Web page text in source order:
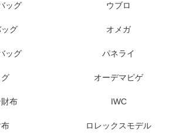
ッグ
グ
ッグ
布
ウブロ
オメガ
パネライ
オーデマピゲ
IWC
ロレックスモデル